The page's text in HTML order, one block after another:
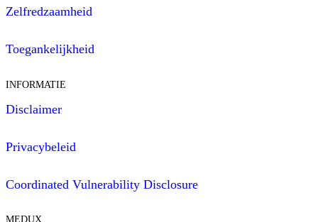
Zelfredzaamheid
Toegankelijkheid
INFORMATIE
Disclaimer
Privacybeleid
Coordinated Vulnerability Disclosure
MEDUX